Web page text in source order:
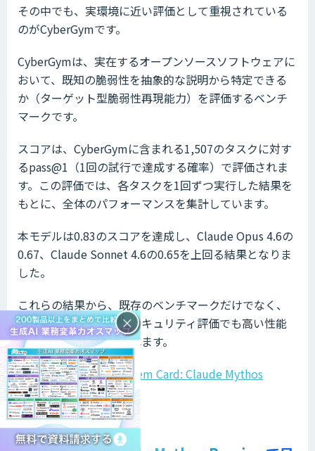
その中でも、実環境に近い評価として重視されている
のがCyberGymです。
CyberGymは、実在するオープンソースソフトウェアに
おいて、既知の脆弱性を抽象的な説明から特定できる
か（ターゲット型脆弱性再現能力）を評価するベンチ
マークです。
スコアは、CyberGymに含まれる1,507のタスクに対す
るpass@1（1回の試行で達成する確率）で評価されま
す。この評価では、各タスクを1回ずつ実行した結果を
もとに、全体のパフォーマンスを集計しています。
本モデルは0.83のスコアを達成し、Claude Opus 4.6の
0.67、Claude Sonnet 4.6の0.65を上回る結果となりま
した。
これらの結果から、既存のベンチマークだけでなく、
実環境に近いサイバーセキュリティ評価でも高い性能
を示していると考えられます。
参考：Anthropic「System Card: Claude Mythos
Preview」
×